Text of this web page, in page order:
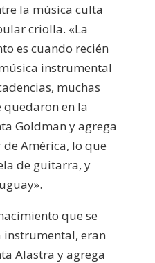
la música culta
criolla. «La
es cuando recién
instrumental
muchas
en la
Goldman y agrega
América, lo que
de guitarra, y
que se
eran
Alastra y agrega